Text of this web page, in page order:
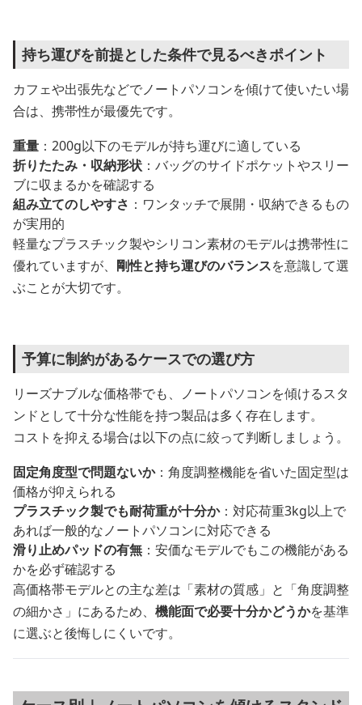
持ち運びを前提とした条件で見るべきポイント
カフェや出張先などでノートパソコンを傾けて使いたい場
合は、携帯性が最優先です。
重量 ：200g以下のモデルが持ち運びに適している
折りたたみ・収納形状 ：バッグのサイドポケットやスリー
ブに収まるかを確認する
組み立てのしやすさ ：ワンタッチで展開・収納できるもの
が実用的
軽量なプラスチック製やシリコン素材のモデルは携帯性に
優れていますが、 剛性と持ち運びのバランスを意識して選
ぶことが大切です。
予算に制約があるケースでの選び方
リーズナブルな価格帯でも、ノートパソコンを傾けるスタ
ンドとして十分な性能を持つ製品は多く存在します。
コストを抑える場合は以下の点に絞って判断しましょう。
固定角度型で問題ないか：角度調整機能を省いた固定型は
価格が抑えられる
プラスチック製でも耐荷重が十分か：対応荷重3kg以上で
あれば一般的なノートパソコンに対応できる
滑り止めパッドの有無 ：安価なモデルでもこの機能がある
かを必ず確認する
高価格帯モデルとの主な差は「素材の質感」と「角度調整
の細かさ」にあるため、 機能面で必要十分かどうかを基準
に選ぶと後悔しにくいです。